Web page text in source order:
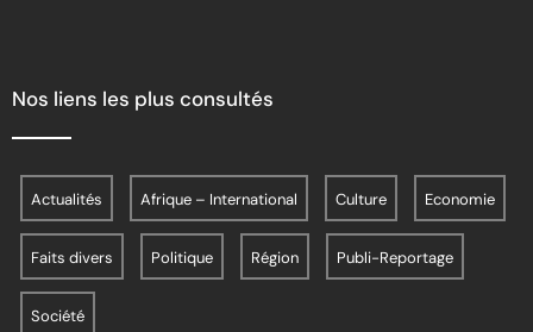
Nos liens les plus consultés
Actualités Afrique – International Culture Economie
Faits divers Politique Région Publi-Reportage
Société